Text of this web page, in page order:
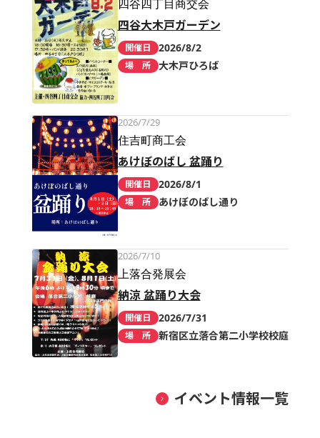
四谷四丁目商交会
四谷大木戸ガーデン
開催日 2026/8/2
場 所 大木戸ひろば
2026/7/29
住吉町商工会
あけぼのばし 盆踊り
開催日 2026/8/1
場 所 あけぼのばし通り
2026/7/10
上落合発展会
納涼 盆踊り大会
開催日 2026/7/31
場 所 新宿区立落合第二小学校校庭
イベント情報一覧